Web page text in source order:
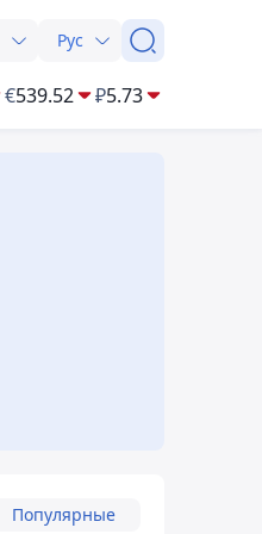
Рус
€539.52 ₽5.73
Популярные